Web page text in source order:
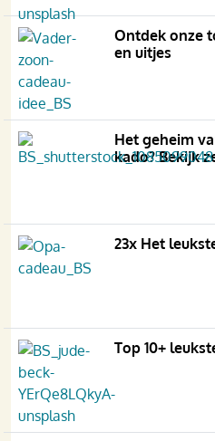
Ontdek onze
en uitjes
Het geheim
kado? Bekijk
23x Het
Top 10+